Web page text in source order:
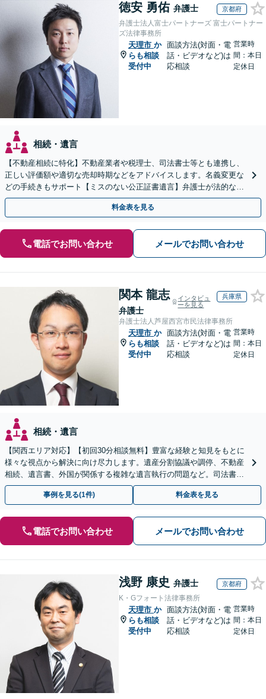
徳安 勇佑 弁護士 京都府
弁護士法人富士パートナーズ 富士パートナー
ズ法律事務所
天理市 か
らも相談
受付中
面談方法(対面・電
話・ビデオなど)は
応相談
営業時
間：本日
定休日
相続・遺言
【不動産相続に特化】不動産業者や税理士、司法書士等とも連携し、
正しい評価額や適切な売却時期などをアドバイスします。名義変更な
どの手続きもサポート【ミスのない公正証書遺言】弁護士が法的な観
点から遺言書を作成します。
料金表を見る
電話でお問い合わせ メールでお問い合わせ
関本 龍志
弁護士
インタビュ
ーを見る
兵庫県
弁護士法人芦屋西宮市民法律事務所
天理市 か
らも相談
受付中
面談方法(対面・電
話・ビデオなど)は
応相談
営業時
間：本日
定休日
相続・遺言
【関西エリア対応】【初回30分相談無料】豊富な経験と知見をもとに
様々な視点から解決に向け尽力します。遺産分割協議や調停、不動産
相続、遺言書、外国が関係する複雑な遺言執行の問題など。司法書士
や税理士とも連携し、円滑な解決を【オンライン面談可】
事例を見る(1件) 料金表を見る
電話でお問い合わせ メールでお問い合わせ
浅野 康史 弁護士 京都府
K・Gフォート法律事務所
天理市 か
らも相談
受付中
面談方法(対面・電
話・ビデオなど)は
応相談
営業時
間：本日
定休日